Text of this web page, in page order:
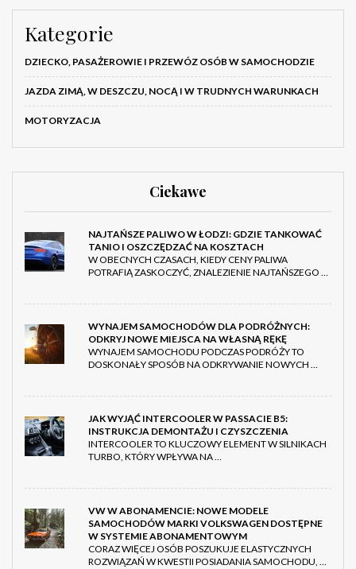
Kategorie
DZIECKO, PASAŻEROWIE I PRZEWÓZ OSÓB W SAMOCHODZIE
JAZDA ZIMĄ, W DESZCZU, NOCĄ I W TRUDNYCH WARUNKACH
MOTORYZACJA
Ciekawe
NAJTAŃSZE PALIWO W ŁODZI: GDZIE TANKOWAĆ
TANIO I OSZCZĘDZAĆ NA KOSZTACH
W OBECNYCH CZASACH, KIEDY CENY PALIWA
POTRAFIĄ ZASKOCZYĆ, ZNALEZIENIE NAJTAŃSZEGO …
WYNAJEM SAMOCHODÓW DLA PODRÓŻNYCH:
ODKRYJ NOWE MIEJSCA NA WŁASNĄ RĘKĘ
WYNAJEM SAMOCHODU PODCZAS PODRÓŻY TO
DOSKONAŁY SPOSÓB NA ODKRYWANIE NOWYCH …
JAK WYJĄĆ INTERCOOLER W PASSACIE B5:
INSTRUKCJA DEMONTAŻU I CZYSZCZENIA
INTERCOOLER TO KLUCZOWY ELEMENT W SILNIKACH
TURBO, KTÓRY WPŁYWA NA …
VW W ABONAMENCIE: NOWE MODELE
SAMOCHODÓW MARKI VOLKSWAGEN DOSTĘPNE
W SYSTEMIE ABONAMENTOWYM
CORAZ WIĘCEJ OSÓB POSZUKUJE ELASTYCZNYCH
ROZWIĄZAŃ W KWESTII POSIADANIA SAMOCHODU, …